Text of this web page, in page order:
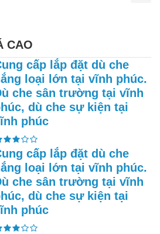
CAO
cấp lắp đặt dù che
loại lớn tại vĩnh phúc.
che sân trường tại vĩnh
dù che sự kiện tại
phúc
cấp lắp đặt dù che
loại lớn tại vĩnh phúc.
che sân trường tại vĩnh
dù che sự kiện tại
phúc